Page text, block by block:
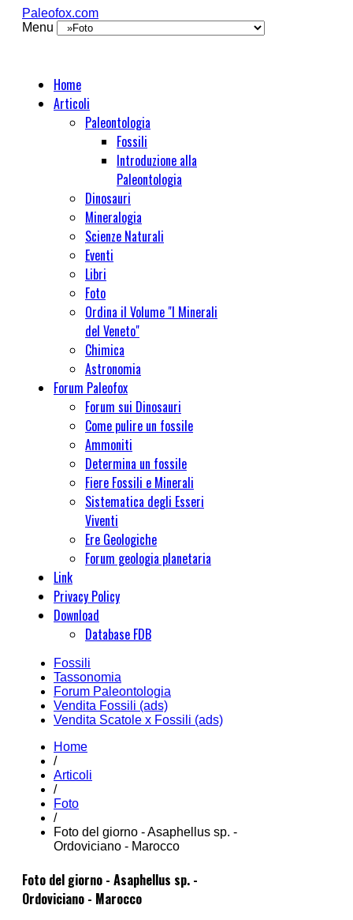
Paleofox.com
Menu
Home
Articoli
Paleontologia
Fossili
Introduzione alla
Paleontologia
Dinosauri
Mineralogia
Scienze Naturali
Eventi
Libri
Foto
Ordina il Volume "I Minerali
del Veneto"
Chimica
Astronomia
Forum Paleofox
Forum sui Dinosauri
Come pulire un fossile
Ammoniti
Determina un fossile
Fiere Fossili e Minerali
Sistematica degli Esseri
Viventi
Ere Geologiche
Forum geologia planetaria
Link
Privacy Policy
Download
Database FDB
Fossili
Tassonomia
Forum Paleontologia
Vendita Fossili (ads)
Vendita Scatole x Fossili (ads)
Home
/
Articoli
/
Foto
/
Foto del giorno - Asaphellus sp. -
Ordoviciano - Marocco
Foto del giorno - Asaphellus sp. -
Ordoviciano - Marocco